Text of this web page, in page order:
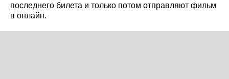
последнего билета и только потом отправляют фильм
в онлайн.